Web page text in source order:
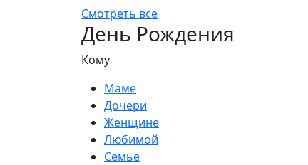
Смотреть все
День Рождения
Кому
Маме
Дочери
Женщине
Любимой
Семье